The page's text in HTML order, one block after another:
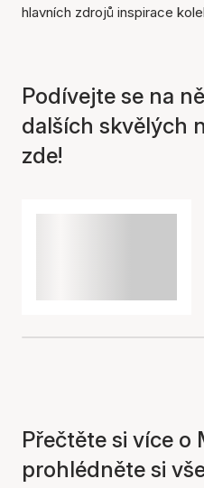
Položka
košíku
hlavních zdrojů inspirace
Podívejte se na
dalších skvělých
zde!
Přečtěte si více o
prohlédněte si